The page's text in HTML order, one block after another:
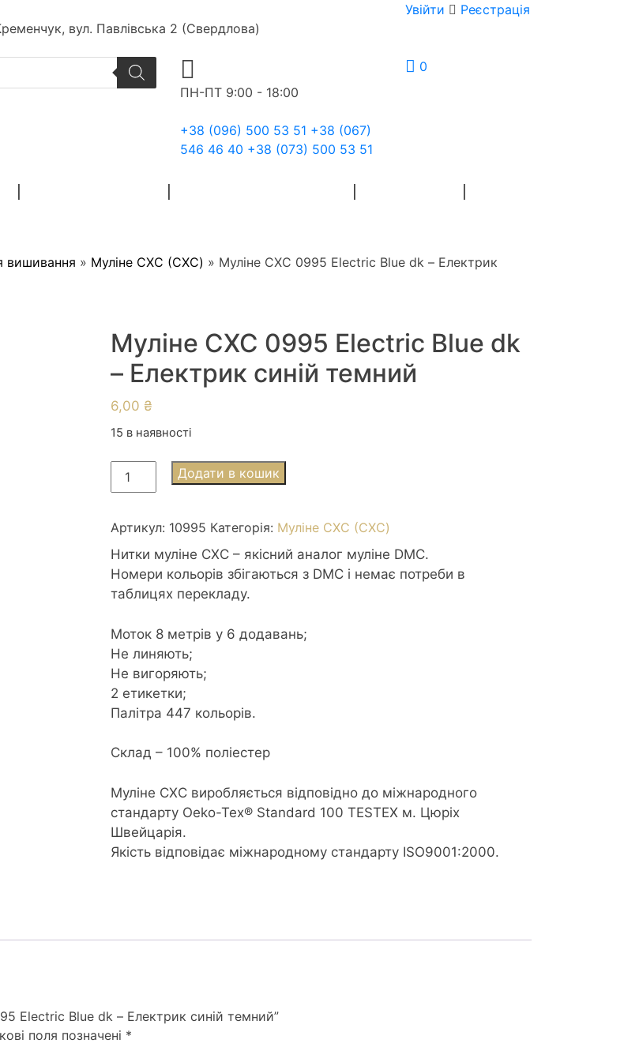
вул. Павлівська 2 (Свердлова)
Увійти Реєстрація
ПН-ПТ 9:00 - 18:00
+38 (096) 500 53 51 +38 (067)
546 46 40 +38 (073) 500 53 51
0
вишивання » Муліне СХС (CXC) » Муліне СХС 0995 Electric Blue dk – Електрик
Муліне СХС 0995 Electric Blue dk
– Електрик синій темний
6,00 ₴
15 в наявності
Муліне
СХС
Electric
Blue
dk
-
Електрик
темний
кількість
Додати в кошик
Артикул: 10995 Категорія: Муліне СХС (CXC)
Нитки муліне СХС – якісний аналог муліне DMC.
Номери кольорів збігаються з DMC і немає потреби в
таблицях перекладу.
Моток 8 метрів у 6 додавань;
Не линяють;
Не вигоряють;
2 етикетки;
Палітра 447 кольорів.
Склад – 100% поліестер
Муліне CXC виробляється відповідно до міжнародного
стандарту Oeko-Tex® Standard 100 TESTEX м. Цюріх
Швейцарія.
Якість відповідає міжнародному стандарту ISO9001:2000.
Electric Blue dk – Електрик синій темний”
поля позначені *